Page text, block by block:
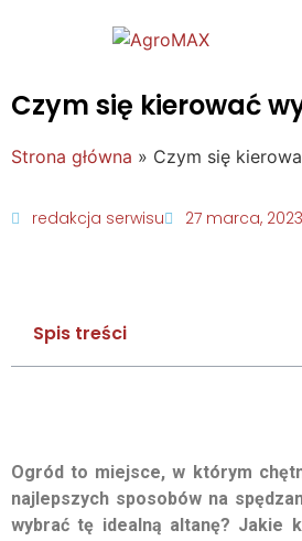
Czym się kierować
Strona główna » Czym się
redakcja serwisu 27 marca, 2023
Spis treści
Ogród to miejsce, w którym
najlepszych sposobów na
wybrać tę idealną altanę? Jakie